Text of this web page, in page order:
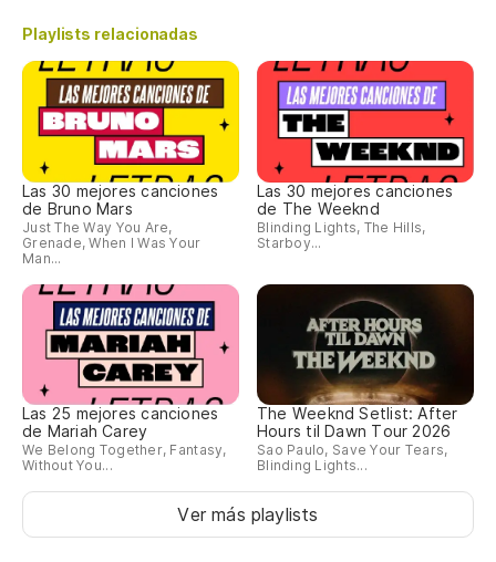
Playlists relacionadas
Las 30 mejores canciones
de Bruno Mars
Just The Way You Are,
Grenade, When I Was Your
Man...
Las 30 mejores canciones
de The Weeknd
Blinding Lights, The Hills,
Starboy...
Las 25 mejores canciones
de Mariah Carey
We Belong Together, Fantasy,
Without You...
The Weeknd Setlist: After
Hours til Dawn Tour 2026
Sao Paulo, Save Your Tears,
Blinding Lights...
Ver más playlists